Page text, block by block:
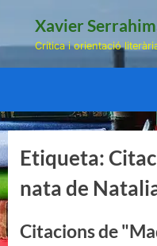
Xavier
Crítica i orientació
Etiqueta:
nata de
Citacions de